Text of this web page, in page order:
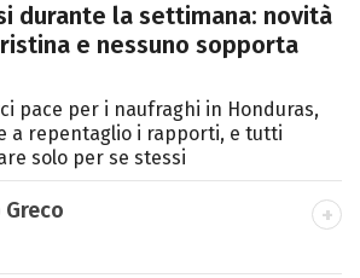
durante la settimana: novità
e nessuno sopporta
pace per i naufraghi in Honduras,
a repentaglio i rapporti, e tutti
solo per se stessi